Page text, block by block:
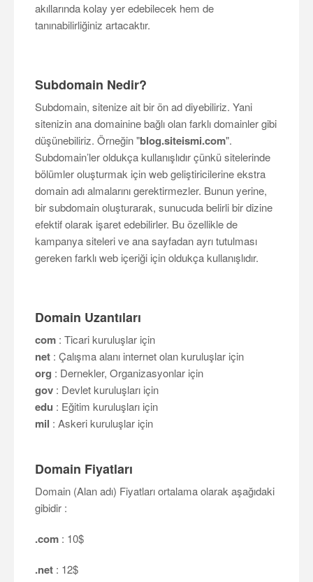
akıllarında kolay yer edebilecek hem de
tanınabilirliğiniz artacaktır.
Subdomain Nedir?
Subdomain, sitenize ait bir ön ad diyebiliriz. Yani
sitenizin ana domainine bağlı olan farklı domainler gibi
düşünebiliriz. Örneğin "blog.siteismi.com".
Subdomain’ler oldukça kullanışlıdır çünkü sitelerinde
bölümler oluşturmak için web geliştiricilerine ekstra
domain adı almalarını gerektirmezler. Bunun yerine,
bir subdomain oluşturarak, sunucuda belirli bir dizine
efektif olarak işaret edebilirler. Bu özellikle de
kampanya siteleri ve ana sayfadan ayrı tutulması
gereken farklı web içeriği için oldukça kullanışlıdır.
Domain Uzantıları
com : Ticari kuruluşlar için
net : Çalışma alanı internet olan kuruluşlar için
org : Dernekler, Organizasyonlar için
gov : Devlet kuruluşları için
edu : Eğitim kuruluşları için
mil : Askeri kuruluşlar için
Domain Fiyatları
Domain (Alan adı) Fiyatları ortalama olarak aşağıdaki
gibidir :
.com : 10$
.net : 12$